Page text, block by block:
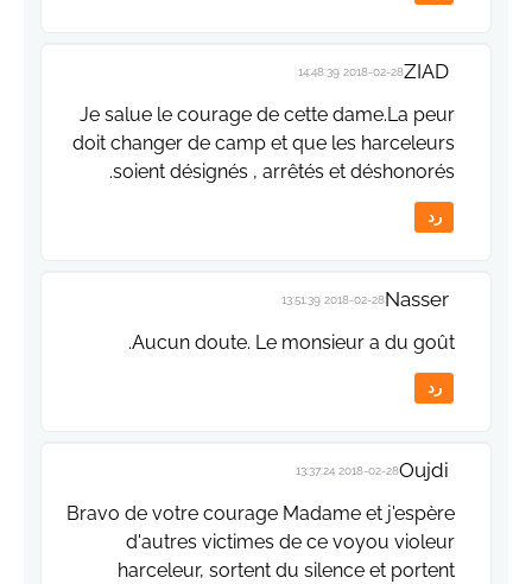
ZIAD
2018-02-28 14:48:39
Je salue le courage de cette dame.La peur
doit changer de camp et que les harceleurs
soient désignés , arrêtés et déshonorés.
رد
Nasser
2018-02-28 13:51:39
Aucun doute. Le monsieur a du goût.
رد
Oujdi
2018-02-28 13:37:24
Bravo de votre courage Madame et j'espère
d'autres victimes de ce voyou violeur
harceleur, sortent du silence et portent